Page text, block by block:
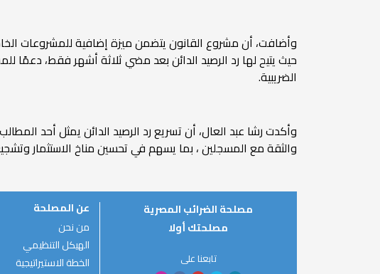
حيث يتيح لها رد الرصيد الدائن بعد مضي ثلاثة أشهر فقط، دعمًا
الضريبية.
وأكدت رشا عبد العال، أن تسريع رد الرصيد الدائن يمثل أحد
والثقة مع المسجلين ، بما يسهم في تحسين مناخ الاستثمار
مصلحة الضرائب المصرية
مصلحتك أولا
تابعنا على
عن المصلحة
من نحن
الهيكل التنظيمي
الخطة الاستيراتيجية